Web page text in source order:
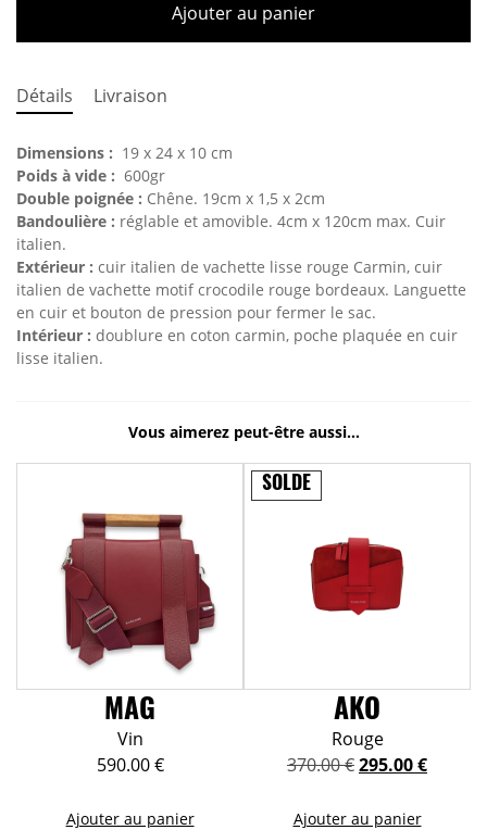
Ajouter au panier
Détails Livraison
Dimensions : 19 x 24 x 10 cm
Poids à vide : 600gr
Double poignée : Chêne. 19cm x 1,5 x 2cm
Bandoulière : réglable et amovible. 4cm x 120cm max. Cuir
italien.
Extérieur : cuir italien de vachette lisse rouge Carmin, cuir
italien de vachette motif crocodile rouge bordeaux. Languette
en cuir et bouton de pression pour fermer le sac.
Intérieur : doublure en coton carmin, poche plaquée en cuir
lisse italien.
Vous aimerez peut-être aussi…
MAG
Vin
590.00€
Ajouter au panier
SOLDE
AKO
Rouge
370.00€Le
initial
295.00€Le
Ajouter au panier